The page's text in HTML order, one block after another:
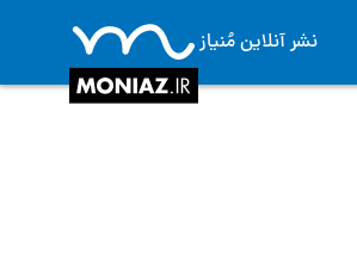
نشر آنلاین مُنیاز